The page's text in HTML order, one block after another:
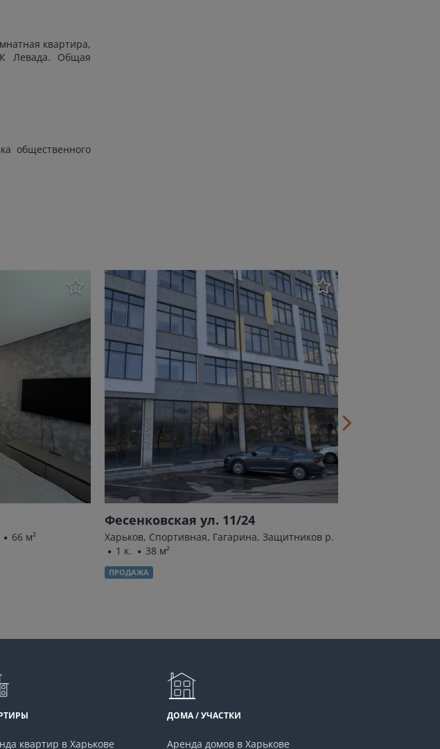
квартира,
Левада. Общая
общественного
66 м²
Фесенковская ул. 11/24
Харьков, Спортивная, Гагарина, Защитников р.
1 к.
38 м²
ПРОДАЖА
квартир в Харькове
ДОМА / УЧАСТКИ
Аренда домов в Харькове